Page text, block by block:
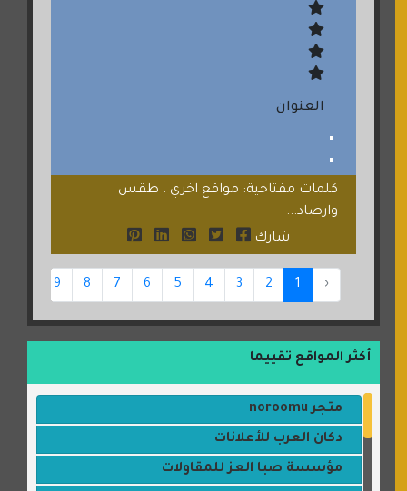
العنوان
كلمات مفتاحية: مواقع اخري . طقس
وارصاد...
شارك
‹
1
2
3
4
5
6
7
8
9
أكثر المواقع تقييما
متجر noroomu
دكان العرب للأعلانات
مؤسسة صبا العز للمقاولات